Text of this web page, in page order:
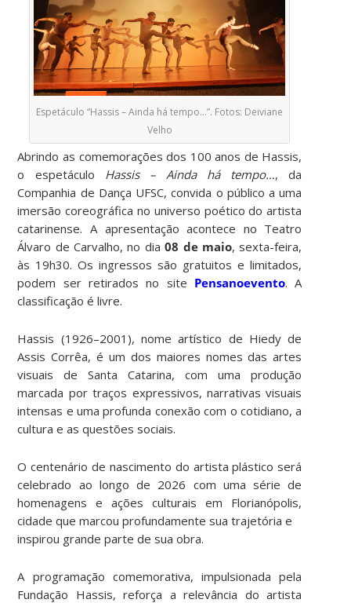
Espetáculo “Hassis – Ainda há tempo…”. Fotos: Deiviane
Velho
Abrindo as comemorações dos 100 anos de Hassis,
o espetáculo Hassis – Ainda há tempo…, da
Companhia de Dança UFSC, convida o público a uma
imersão coreográfica no universo poético do artista
catarinense. A apresentação acontece no Teatro
Álvaro de Carvalho, no dia08 de maio, sexta-feira,
às 19h30. Os ingressos são gratuitos e limitados,
podem ser retirados no site Pensanoevento. A
classificação é livre.
Hassis (1926–2001), nome artístico de Hiedy de
Assis Corrêa, é um dos maiores nomes das artes
visuais de Santa Catarina, com uma produção
marcada por traços expressivos, narrativas visuais
intensas e uma profunda conexão com o cotidiano, a
cultura e as questões sociais.
O centenário de nascimento do artista plástico será
celebrado ao longo de 2026 com uma série de
homenagens e ações culturais em Florianópolis,
cidade que marcou profundamente sua trajetória e
inspirou grande parte de sua obra.
A programação comemorativa, impulsionada pela
Fundação Hassis, reforça a relevância do artista